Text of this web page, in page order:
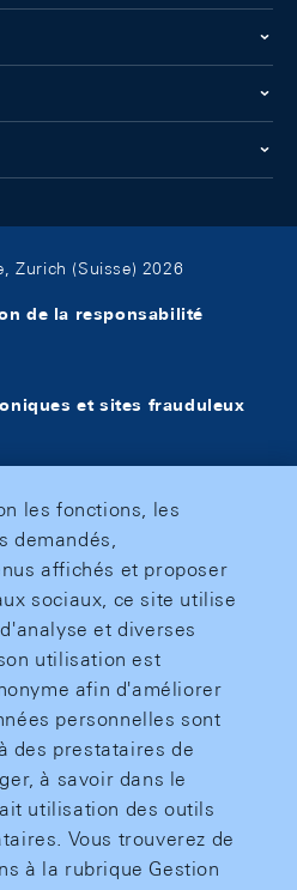
Zurich (Suisse) 2026
de la responsabilité
et sites frauduleux
les fonctions, les
demandés,
affichés et proposer
sociaux, ce site utilise
et diverses
utilisation est
afin d'améliorer
personnelles sont
des prestataires de
à savoir dans le
utilisation des outils
Vous trouverez de
à la rubrique Gestion